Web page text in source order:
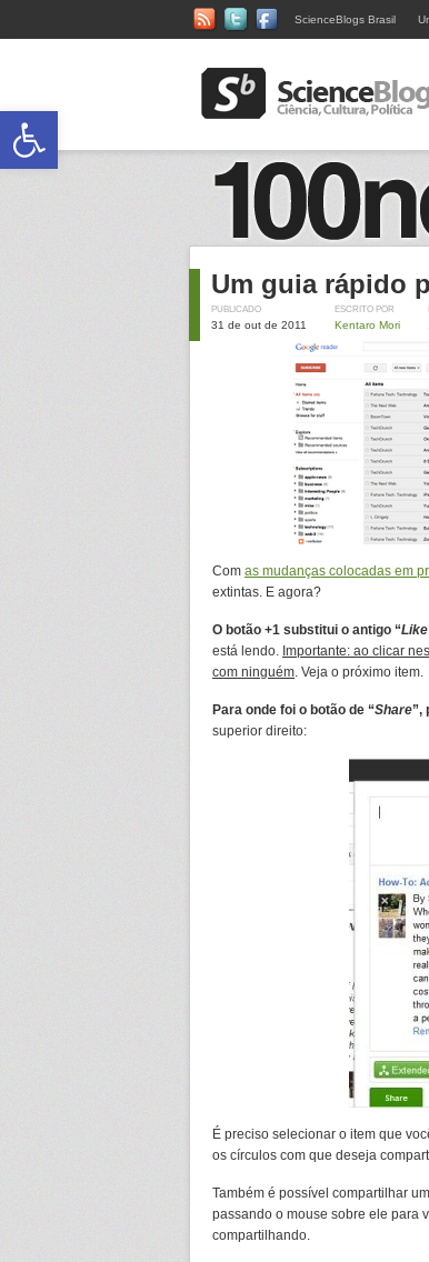
ScienceBlogs Brasil
Um guia rápido
PUBLICADO
31 de out de 2011
ESCRITO POR
Kentaro Mori
Com as mudanças colocadas em
extintas. E agora?
O botão +1 substitui o antigo “Like
está lendo. Importante: ao clicar
com ninguém. Veja o próximo item.
Para onde foi o botão de “Share”,
superior direito:
É preciso selecionar o item que
os círculos com que deseja
Também é possível compartilhar
passando o mouse sobre ele para
compartilhando.
Abrir a barra de